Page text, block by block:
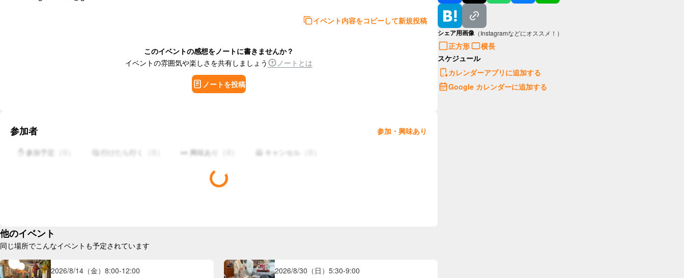
イベント内容をコピーして新規投稿
このイベントの感想をノートに書きませんか？
イベントの雰囲気や楽しさを共有しましょう
ノートとは
ノートを投稿
参加者 参加・興味あり
✋ 参加予定 🤔 行けたら行く 👀 興味あり 🙅 キャンセル
他のイベント
同じ場所でこんなイベントも予定されています
2026/8/14（金） 8:00-12:00 2026/8/30（日） 5:30-9:00
シェア用画像 （Instagramなどにオススメ！）
正方形
横長
スケジュール
カレンダーアプリに追加する
Google カレンダーに追加する